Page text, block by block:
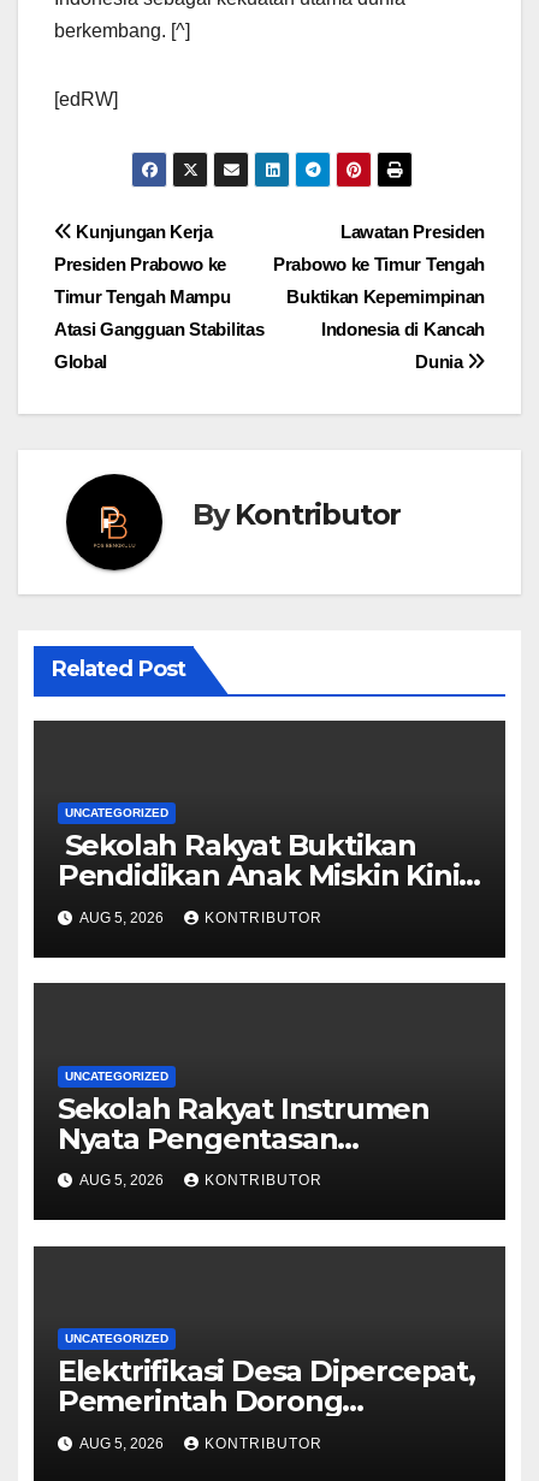
berkembang. [^]
[edRW]
Post
navigation
Lawatan Presiden
Prabowo ke Timur Tengah
Buktikan Kepemimpinan
Indonesia di Kancah
Dunia
Kunjungan Kerja
Presiden Prabowo ke
Timur Tengah Mampu
Atasi Gangguan Stabilitas
Global
ByKontributor
Related Post
UNCATEGORIZED
Sekolah Rakyat Buktikan
Pendidikan Anak Miskin Kini
Menjadi Prioritas Negara
AUG 5, 2026 KONTRIBUTOR
UNCATEGORIZED
Sekolah Rakyat Instrumen
Nyata Pengentasan
Kemiskinan Antargenerasi
AUG 5, 2026 KONTRIBUTOR
UNCATEGORIZED
Elektrifikasi Desa Dipercepat,
Pemerintah Dorong
Ketahanan Energi dan
Kesejahteraan Masyarakat
AUG 5, 2026 KONTRIBUTOR